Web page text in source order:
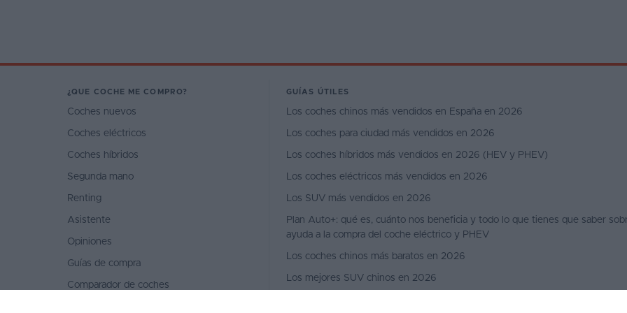
¿QUE COCHE ME COMPRO?
Coches nuevos
Coches eléctricos
Coches híbridos
Segunda mano
Renting
Asistente
Opiniones
Guías de compra
Comparador de coches
GUÍAS ÚTILES
Los coches chinos más vendidos en España en 2026
Los coches para ciudad más vendidos en 2026
Los coches híbridos más vendidos en 2026 (HEV y PHEV)
Los coches eléctricos más vendidos en 2026
Los SUV más vendidos en 2026
Plan Auto+: qué es, cuánto nos beneficia y todo lo que tienes que saber
ayuda a la compra del coche eléctrico y PHEV
Los coches chinos más baratos en 2026
Los mejores SUV chinos en 2026